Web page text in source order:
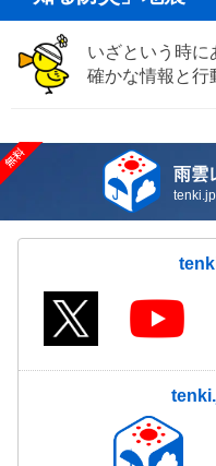
いざという時に
確かな情報と行
雨雲